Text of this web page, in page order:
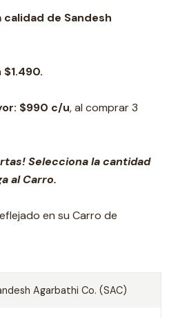
de Sandesh
$1.490.
$990 c/u, al comprar 3
Selecciona la cantidad
al Carro.
en su Carro de
Agarbathi Co. (SAC)